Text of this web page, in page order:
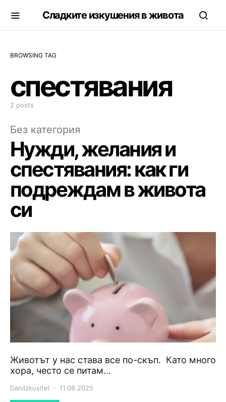
Сладките изкушения в живота
BROWSING TAG
спестявания
2 posts
Без категория
Нужди, желания и
спестявания: как ги
подреждам в живота
си
Животът у нас става все по-скъп. Като много
хора, често се питам…
DaniIzkusitel 11.08.2025